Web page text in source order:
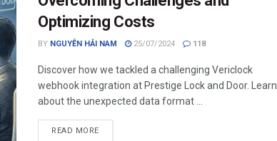
Optimizing Costs
BY NGUYỄN HẢI NAM 25/07/2024 118
Discover how we tackled a challenging Vericlock
webhook integration at Prestige Lock and Door. Learn
about the unexpected data format ...
READ MORE